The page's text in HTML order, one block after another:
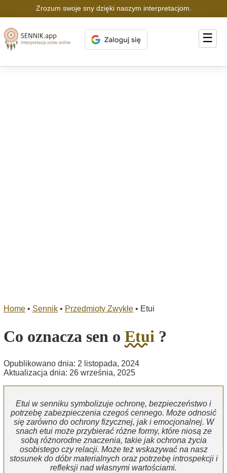
Zrozum swoje sny dzięki naszym interpretacjom.
☰
Home • Sennik • Przedmioty Zwykłe • Etui
Co oznacza sen o Etui ?
Opublikowano dnia: 2 listopada, 2024
Aktualizacja dnia: 26 września, 2025
Etui w senniku symbolizuje ochronę, bezpieczeństwo i
potrzebę zabezpieczenia czegoś cennego. Może odnosić
się zarówno do ochrony fizycznej, jak i emocjonalnej. W
snach etui może przybierać różne formy, które niosą ze
sobą różnorodne znaczenia, takie jak ochrona życia
osobistego czy relacji. Może też wskazywać na nasz
stosunek do dóbr materialnych oraz potrzebę introspekcji i
refleksji nad własnymi wartościami.